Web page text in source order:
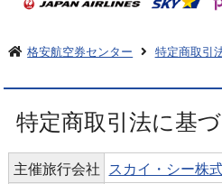
格安航空券センター 特定商取引
特定商取引法に基
主催旅行会社 スカイ・シー株